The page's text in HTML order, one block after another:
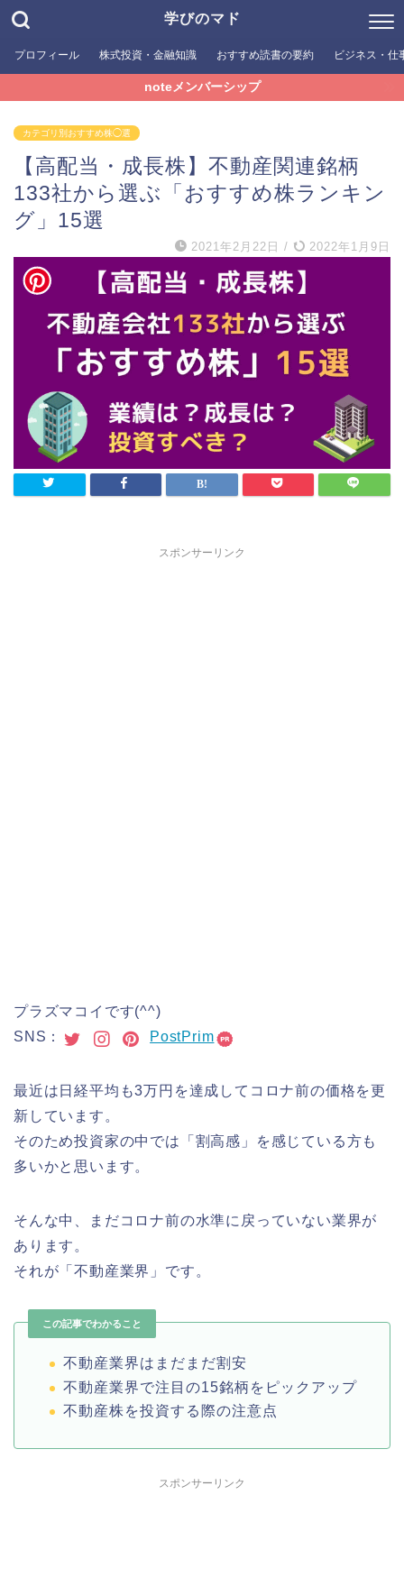
学びのマド
プロフィール 株式投資・金融知識 おすすめ読書の要約 ビジネス・仕
noteメンバーシップ
カテゴリ別おすすめ株◯選
【高配当・成長株】不動産関連銘柄
133社から選ぶ「おすすめ株ランキン
グ」15選
2021年2月22日 / 2022年1月9日
スポンサーリンク
プラズマコイです(^^)
SNS：
PostPrim
最近は日経平均も3万円を達成してコロナ前の価格を更
新しています。
そのため投資家の中では「割高感」を感じている方も
多いかと思います。
そんな中、まだコロナ前の水準に戻っていない業界が
あります。
それが「不動産業界」です。
この記事でわかること
不動産業界はまだまだ割安
不動産業界で注目の15銘柄をピックアップ
不動産株を投資する際の注意点
スポンサーリンク